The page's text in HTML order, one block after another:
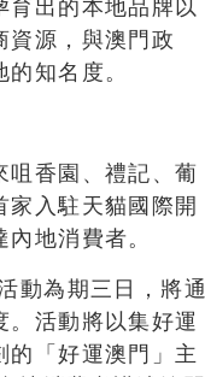
出的本地品牌以
資源，與澳門政
知名度。
咀香園、禮記、葡
入駐天貓國際開
地消費者。
動為期三日，將通
活動將以集好運
「好運澳門」主